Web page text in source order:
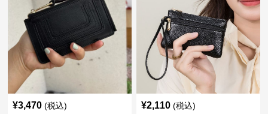
¥3,470 (税込) ¥2,110 (税込)